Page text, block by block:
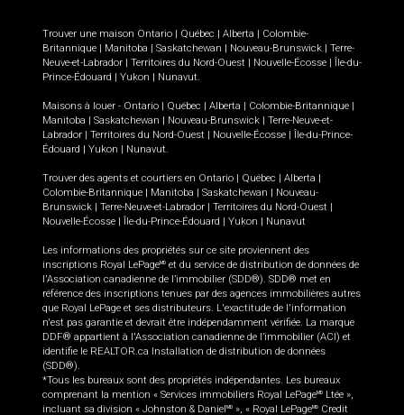
Trouver une maison Ontario Québec Alberta
Colombie-
Britannique
Manitoba Saskatchewan Nouveau-Brunswick
Terre-
Neuve-et-Labrador
Territoires du Nord-Ouest Nouvelle-Écosse
Île-du-
Prince-Édouard
Yukon Nunavut.
Maisons à louer - Ontario Québec Alberta Colombie-Britannique
Manitoba
Saskatchewan Nouveau-Brunswick
Terre-Neuve-et-
Labrador
Territoires du Nord-Ouest Nouvelle-Écosse
Île-du-Prince-
Édouard
Yukon Nunavut.
Trouver des agents et courtiers en Ontario Québec Alberta
Colombie-Britannique
Manitoba Saskatchewan
Nouveau-
Brunswick
Terre-Neuve-et-Labrador Territoires du Nord-Ouest
Nouvelle-Écosse
Île-du-Prince-Édouard Yukon Nunavut
Les informations des propriétés sur ce site proviennent des
inscriptions Royal LePageMD et du service de distribution de données de
l'Association canadienne de l’immobilier (SDD®). SDD® met en
référence des inscriptions tenues par des agences immobilières autres
que Royal LePage et ses distributeurs. L'exactitude de l'information
n'est pas garantie et devrait être indépendamment vérifiée. La marque
DDF® appartient à l'Association canadienne de l’immobilier (ACI) et
identifie le REALTOR.ca Installation de distribution de données
(SDD®).
*Tous les bureaux sont des propriétés indépendantes. Les bureaux
comprenant la mention « Services immobiliers Royal LePageMD
Ltée »,
incluant sa division « Johnston & Daniel MD », « Royal LePageMD
Credit